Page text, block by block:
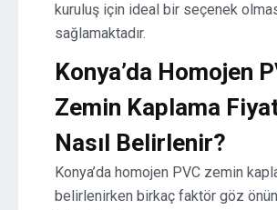
kuruluş için ideal bir seçenek
sağlamaktadır.
Konya’da Homojen
Zemin Kaplama
Nasıl Belirlenir?
Konya’da homojen PVC zemin
belirlenirken birkaç faktör göz